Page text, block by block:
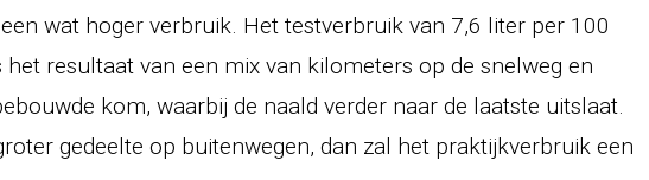
wat hoger verbruik. Het testverbruik van 7,6 liter per 100
resultaat van een mix van kilometers op de snelweg en
kom, waarbij de naald verder naar de laatste uitslaat.
gedeelte op buitenwegen, dan zal het praktijkverbruik een